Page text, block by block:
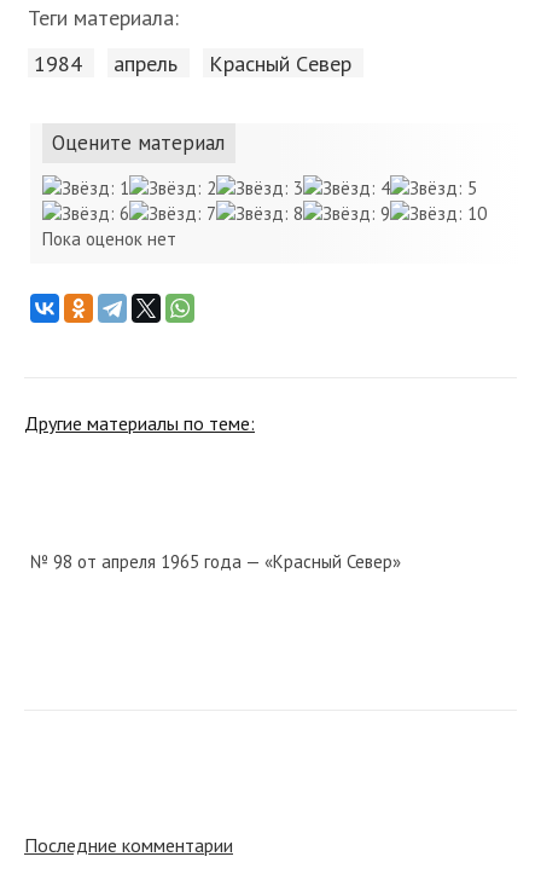
Теги материала:
1984 апрель Красный Cевер
Оцените материал
Пока оценок нет
Другие материалы по теме:
№ 98 от апреля 1965 года — «Красный Север»
Последние комментарии